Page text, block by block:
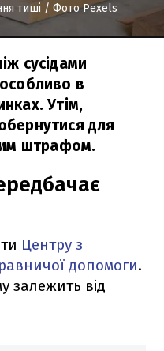
тиші / Фото Pexels
сусідами
в
Утім,
для
штрафом.
Центру з
допомоги.
залежить від